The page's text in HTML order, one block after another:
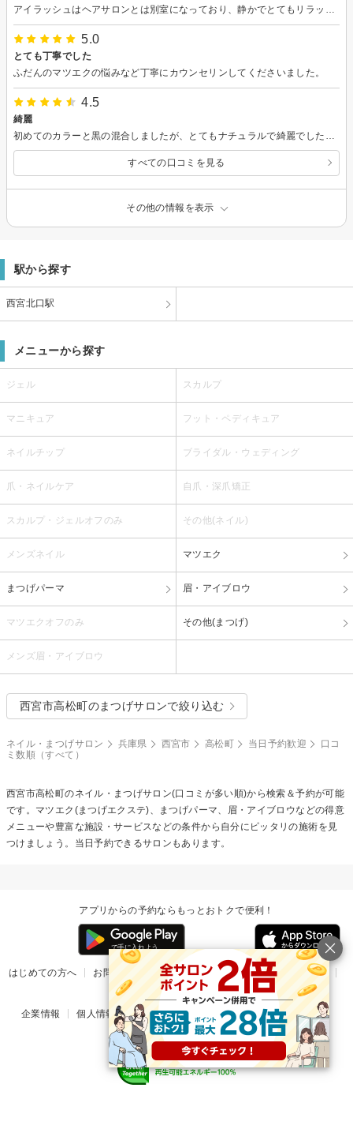
5.0
とても丁寧でした
ふだんのマツエクの悩みなど丁寧にカウンセリンしてくださいました。
4.5
綺麗
すべての口コミを見る
その他の情報を表示
駅から探す
西宮北口駅
メニューから探す
ジェル スカルプ
マニキュア フット・ペディキュア
ネイルチップ ブライダル・ウェディング
爪・ネイルケア 自爪・深爪矯正
スカルプ・ジェルオフのみ その他(ネイル)
メンズネイル マツエク
まつげパーマ 眉・アイブロウ
マツエクオフのみ その他(まつげ)
メンズ眉・アイブロウ
西宮市高松町のまつげサロンで絞り込む
ネイル・まつげサロン 兵庫県 西宮市 高松町 当日予約歓迎
口コ
ミ数順（すべて）
西宮市高松町のネイル・まつげサロン(口コミが多い順)から検索＆予約が可能
です。マツエク(まつげエクステ)、まつげパーマ、眉・アイブロウなどの得意
メニューや豊富な施設・サービスなどの条件から自分にピッタリの施術を見
つけましょう。当日予約できるサロンもあります。
アプリからの予約ならもっとおトクで便利！
はじめての方へ お問い合わせ ヘルプ リリース情報
利用規約
掲載ご希望のサロン様
企業情報 個人情報保護方針 楽天のサービス一覧 アプリ一覧
© Rakuten Group, Inc.